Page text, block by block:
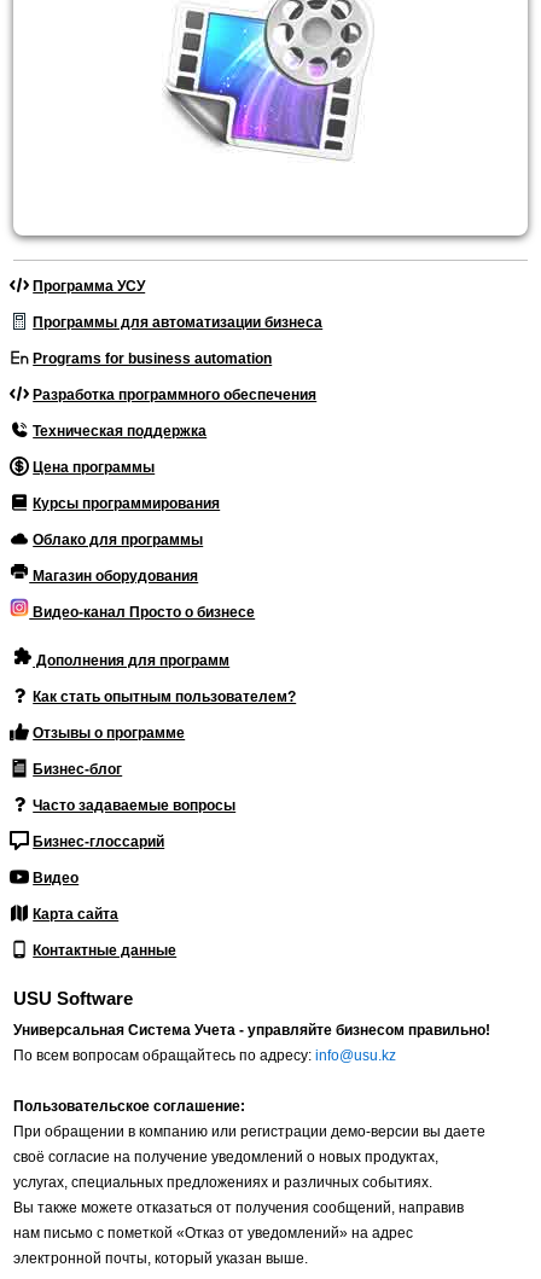
Программа УСУ
Программы для автоматизации бизнеса
Programs for business automation
Разработка программного обеспечения
Техническая поддержка
Цена программы
Курсы программирования
Облако для программы
Магазин оборудования
Видео-канал Просто о бизнесе
Дополнения для программ
Как стать опытным пользователем?
Отзывы о программе
Бизнес-блог
Часто задаваемые вопросы
Бизнес-глоссарий
Видео
Карта сайта
Контактные данные
USU Software
Универсальная Система Учета - управляйте бизнесом правильно!
По всем вопросам обращайтесь по адресу:info@usu.kz
Пользовательское соглашение:
При обращении в компанию или регистрации демо-версии вы даете
своё согласие на получение уведомлений о новых продуктах,
услугах, специальных предложениях и различных событиях.
Вы также можете отказаться от получения сообщений, направив
нам письмо с пометкой «Отказ от уведомлений» на адрес
электронной почты, который указан выше.